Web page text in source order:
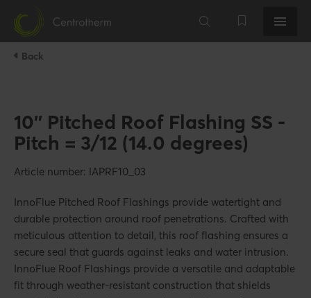
Back
10'' Pitched Roof Flashing SS -
Pitch = 3/12 (14.0 degrees)
Article number: IAPRF10_03
InnoFlue Pitched Roof Flashings provide watertight and
durable protection around roof penetrations. Crafted with
meticulous attention to detail, this roof flashing ensures a
secure seal that guards against leaks and water intrusion.
InnoFlue Roof Flashings provide a versatile and adaptable
fit through weather-resistant construction that shields